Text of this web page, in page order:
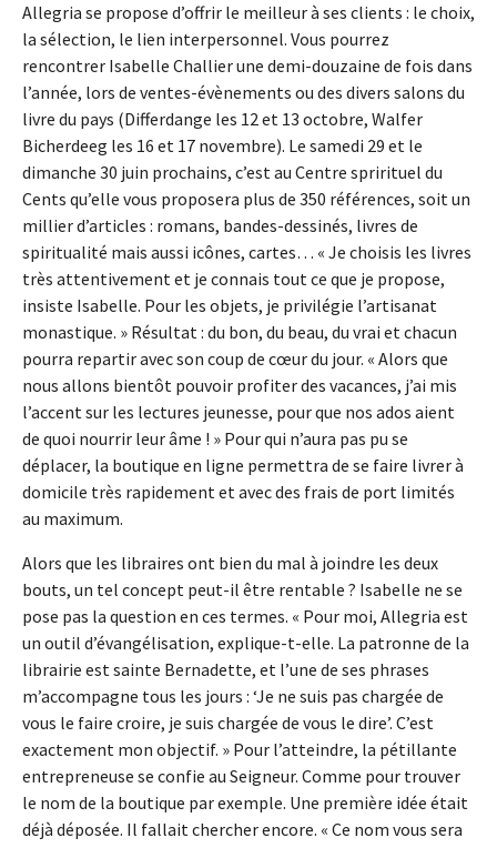
Allegria se propose d’offrir le meilleur à ses clients : le choix,
la sélection, le lien interpersonnel. Vous pourrez
rencontrer Isabelle Challier une demi-douzaine de fois dans
l’année, lors de ventes-évènements ou des divers salons du
livre du pays (Differdange les 12 et 13 octobre, Walfer
Bicherdeeg les 16 et 17 novembre). Le samedi 29 et le
dimanche 30 juin prochains, c’est au Centre sprirituel du
Cents qu’elle vous proposera plus de 350 références, soit un
millier d’articles : romans, bandes-dessinés, livres de
spiritualité mais aussi icônes, cartes… « Je choisis les livres
très attentivement et je connais tout ce que je propose,
insiste Isabelle. Pour les objets, je privilégie l’artisanat
monastique. » Résultat : du bon, du beau, du vrai et chacun
pourra repartir avec son coup de cœur du jour. « Alors que
nous allons bientôt pouvoir profiter des vacances, j’ai mis
l’accent sur les lectures jeunesse, pour que nos ados aient
de quoi nourrir leur âme ! » Pour qui n’aura pas pu se
déplacer, la boutique en ligne permettra de se faire livrer à
domicile très rapidement et avec des frais de port limités
au maximum.
Alors que les libraires ont bien du mal à joindre les deux
bouts, un tel concept peut-il être rentable ? Isabelle ne se
pose pas la question en ces termes. « Pour moi, Allegria est
un outil d’évangélisation, explique-t-elle. La patronne de la
librairie est sainte Bernadette, et l’une de ses phrases
m’accompagne tous les jours : ‘Je ne suis pas chargée de
vous le faire croire, je suis chargée de vous le dire’. C’est
exactement mon objectif. » Pour l’atteindre, la pétillante
entrepreneuse se confie au Seigneur. Comme pour trouver
le nom de la boutique par exemple. Une première idée était
déjà déposée. Il fallait chercher encore. « Ce nom vous sera